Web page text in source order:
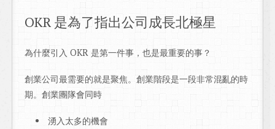
OKR 是為了指出公司成長北極星
為什麼引入 OKR 是第一件事，也是最重要的事？
創業公司最需要的就是聚焦。創業階段是一段非常混亂的時
期。創業團隊會同時
湧入太多的機會